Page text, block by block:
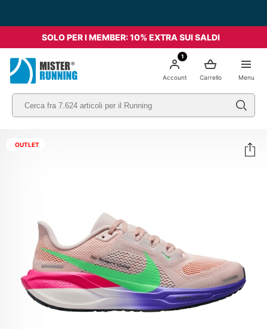
SOLO PER I MEMBER: 10% EXTRA SUI SALDI
Menu
Carrello
1
Account
OUTLET